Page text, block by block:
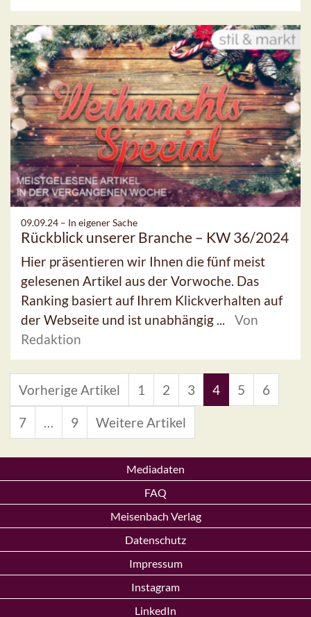
09.09.24 – In eigener Sache
Rückblick unserer Branche – KW 36/2024
Hier präsentieren wir Ihnen die fünf meist
gelesenen Artikel aus der Vorwoche. Das
Ranking basiert auf Ihrem Klickverhalten auf
der Webseite und ist unabhängig ...
Von
Redaktion
Vorherige Artikel 1 2 3 4 5 6
7 … 9 Weitere Artikel
Mediadaten
FAQ
Meisenbach Verlag
Datenschutz
Impressum
Instagram
LinkedIn